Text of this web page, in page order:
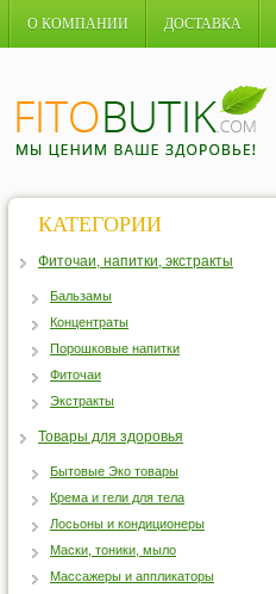
О КОМПАНИИ ДОСТАВКА
КАТЕГОРИИ
Фиточаи, напитки, экстракты
Бальзамы
Концентраты
Порошковые напитки
Фиточаи
Экстракты
Товары для здоровья
Бытовые Эко товары
Крема и гели для тела
Лосьоны и кондиционеры
Маски, тоники, мыло
Массажеры и аппликаторы